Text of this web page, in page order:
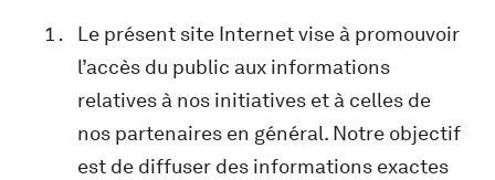
Le présent site Internet vise à promouvoir
l’accès du public aux informations
relatives à nos initiatives et à celles de
nos partenaires en général. Notre objectif
est de diffuser des informations exactes